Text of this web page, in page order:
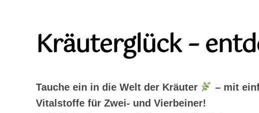
Kräuterglück –
Tauche ein in die Welt der Kräuter
– mit
Vitalstoffe für Zwei- und Vierbeiner!